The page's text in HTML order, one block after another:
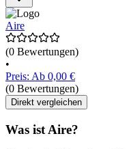
Aire
(0 Bewertungen)
•
Preis: Ab 0,00 €
(0 Bewertungen)
Direkt vergleichen
Was ist Aire?